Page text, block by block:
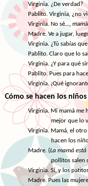
Virginia. ¿De verdad?
Pablito. Virginia, ¿no
Virginia. No sé…,
Madre. Ve a jugar,
Virginia. ¿Tú sabías
Pablito. Claro que lo
Virginia. ¿Y para qué
Pablito. Pues para
Virginia. ¡Qué
Cómo se hacen los niños
Virginia. Mi mamá me
mejor que lo
Virginia. Mamá, el
hacen los
Madre. (La mamá
pollitos salen
Virginia. Sí, y los
Madre. Pues las